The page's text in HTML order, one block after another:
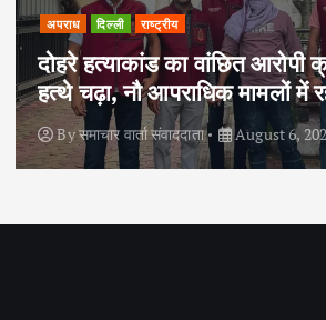
अपराध दिल्ली राष्ट्रीय
दोहरे हत्याकांड का वांछित आरोपी
हत्थे चढ़ा, नौ आपराधिक मामलों में
Byसमाचार वार्ता संवाददाता August 6,